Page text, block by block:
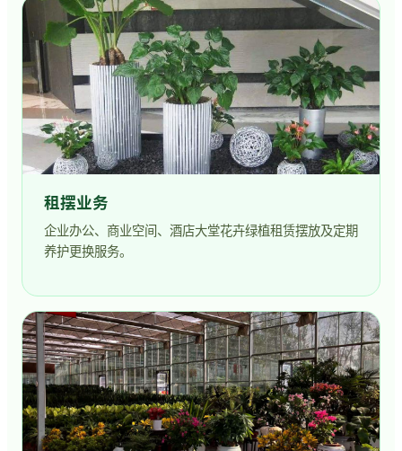
租摆业务
企业办公、商业空间、酒店大堂花卉绿植租赁摆放及定期
养护更换服务。